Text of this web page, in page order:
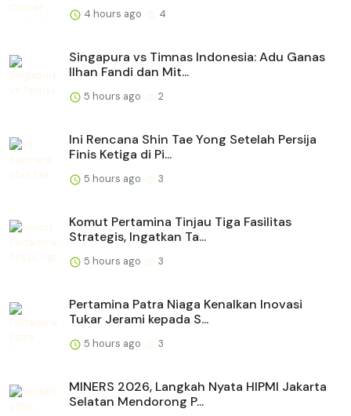
4 hours ago 4
Singapura vs Timnas Indonesia: Adu Ganas
Ilhan Fandi dan Mit...
5 hours ago 2
Ini Rencana Shin Tae Yong Setelah Persija
Finis Ketiga di Pi...
5 hours ago 3
Komut Pertamina Tinjau Tiga Fasilitas
Strategis, Ingatkan Ta...
5 hours ago 3
Pertamina Patra Niaga Kenalkan Inovasi
Tukar Jerami kepada S...
5 hours ago 3
MINERS 2026, Langkah Nyata HIPMI Jakarta
Selatan Mendorong P...